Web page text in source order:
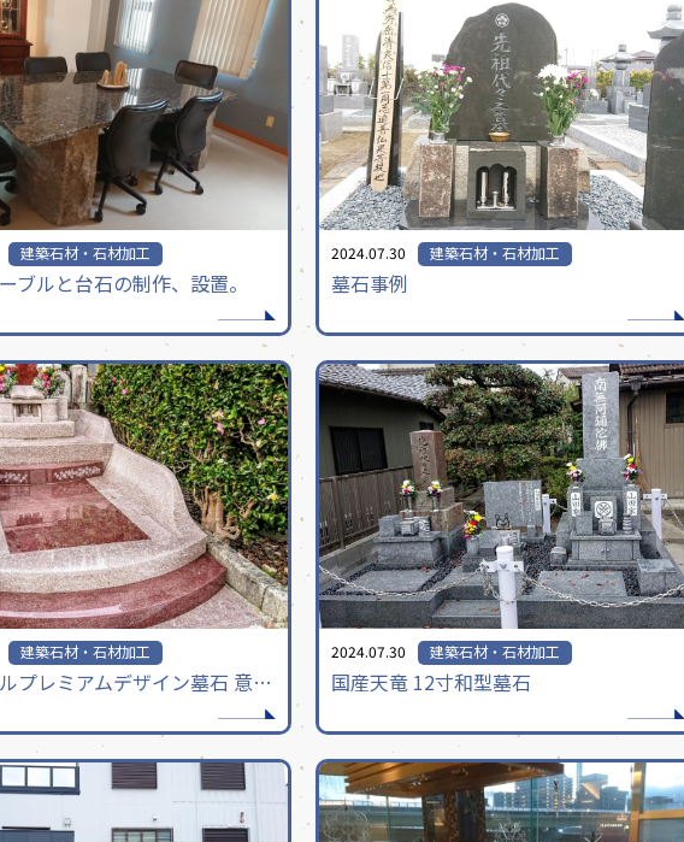
建築石材・石材加工
ブルと台石の制作、設置。
2024.07.30 建築石材・石材加工
墓石事例
建築石材・石材加工
オリジナルプレミアムデザイン墓石 意匠登録申請中
2024.07.30 建築石材・石材加工
国産天竜 12寸和型墓石